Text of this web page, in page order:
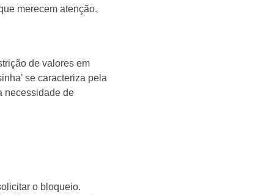
merecem atenção.
de valores em
se caracteriza pela
necessidade de
o bloqueio.